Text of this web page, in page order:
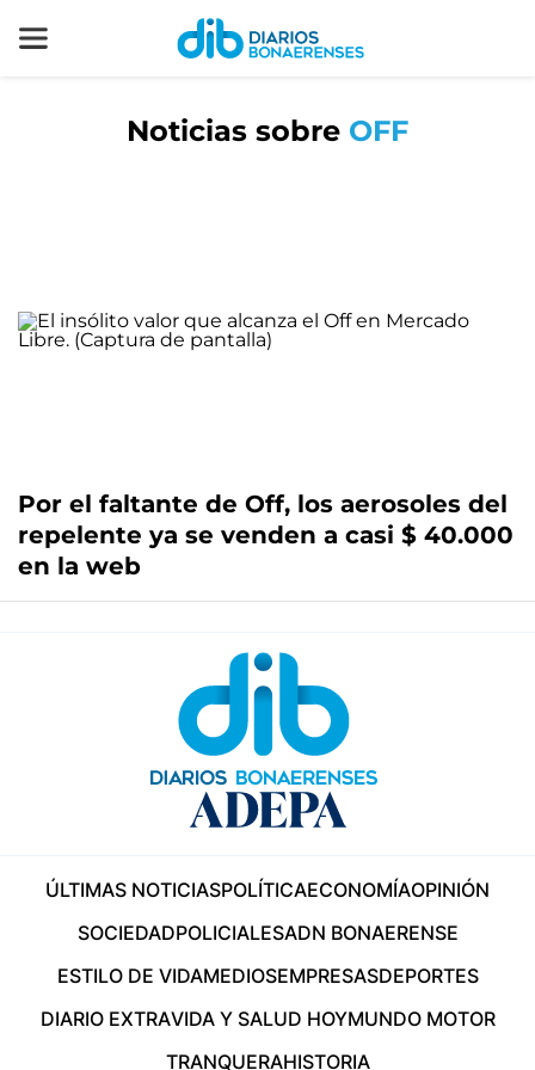
Noticias sobre OFF
Por el faltante de Off, los aerosoles del
repelente ya se venden a casi $ 40.000
en la web
ÚLTIMAS NOTICIASPOLÍTICAECONOMÍAOPINIÓN
SOCIEDADPOLICIALESADN BONAERENSE
ESTILO DE VIDAMEDIOSEMPRESASDEPORTES
DIARIO EXTRAVIDA Y SALUD HOYMUNDO MOTOR
TRANQUERAHISTORIA